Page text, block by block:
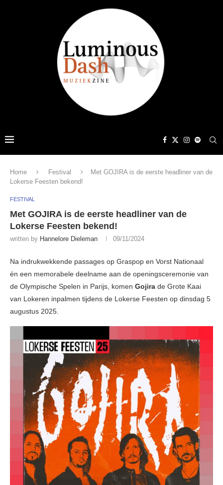
Home Festival
Met GOJIRA is de eerste headliner van de
Lokerse Feesten bekend!
FESTIVAL
Met GOJIRA is de eerste headliner van de
Lokerse Feesten bekend!
written by Hannelore Dieleman 09/11/2024
Na indrukwekkende passages op Graspop en Vorst Nationaal
én een memorabele deelname aan de openingsceremonie van
de Olympische Spelen in Parijs, komen Gojira de Grote Kaai
van Lokeren inpalmen tijdens de Lokerse Feesten op dinsdag 5
augustus 2025.